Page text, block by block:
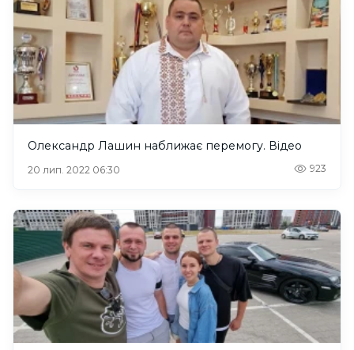
Олександр Лашин наближає перемогу. Відео
20 лип. 2022 06:30 923